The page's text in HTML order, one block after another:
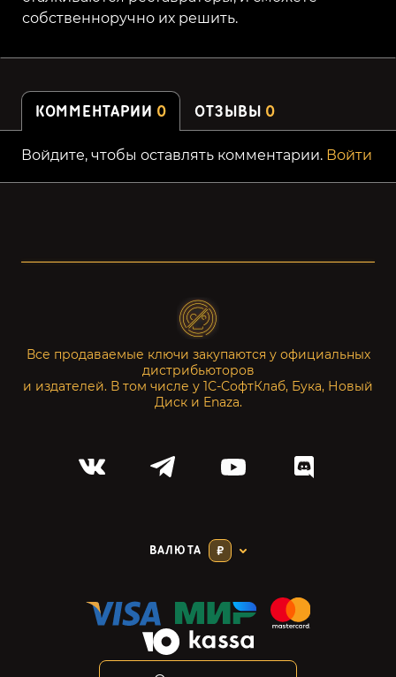
собственноручно их решить.
КОММЕНТАРИИ 0 ОТЗЫВЫ 0
Войдите, чтобы оставлять комментарии. Войти
Все продаваемые ключи закупаются у официальных
дистрибьюторов
и издателей. В том числе у 1С-СофтКлаб, Бука, Новый
Диск и Enaza.
ВАЛЮТА ₽